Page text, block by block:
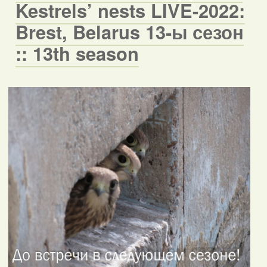
Kestrels’ nests LIVE-2022:
Brest, Belarus 13-ы сезон
:: 13th season